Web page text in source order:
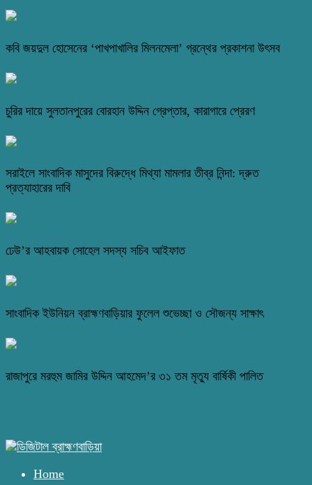
কবি জয়দুল হোসেনের ‘পাখপাখালির মিলনমেলা’ গ্রন্থের প্রকাশনা উৎসব
চুরির দায়ে সুলতানপুরের বোরহান উদ্দিন গ্রেপ্তার, কারাগারে প্রেরণ
সরাইলে সাংবাদিক মাসুদের বিরুদ্ধে মিথ্যা মামলার তীব্র নিন্দা: দ্রুত
প্রত্যাহারের দাবি
ঢেউ’র আহবায়ক সোহেল সদস্য সচিব আইফাত
সাংবাদিক ইউনিয়ন ব্রাহ্মণবাড়িয়ার ফুলেল শুভেচ্ছা ও সৌজন্য সাক্ষাৎ
রাজাপুরে মরহুম জামির উদ্দিন আহমেদ’র ৩১ তম মৃত্যু বার্ষিকী পালিত
Home